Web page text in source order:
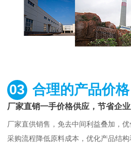
03 合理的产品价格
厂家直销一手价格供应，节省企
厂家直供销售，免去中间利益叠加，
采购流程降低原料成本，优化产品结